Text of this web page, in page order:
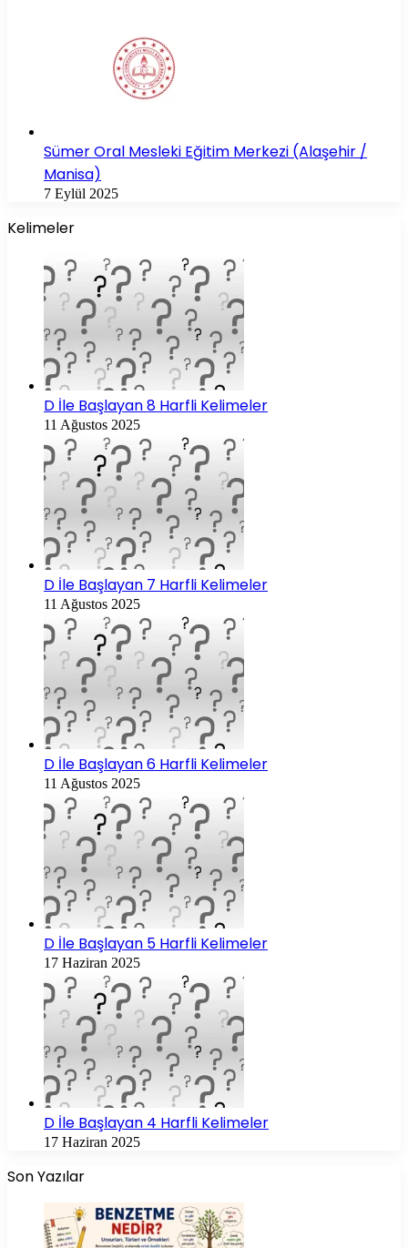
Sümer Oral Mesleki Eğitim Merkezi (Alaşehir /
Manisa)
7 Eylül 2025
Kelimeler
D İle Başlayan 8 Harfli Kelimeler
11 Ağustos 2025
D İle Başlayan 7 Harfli Kelimeler
11 Ağustos 2025
D İle Başlayan 6 Harfli Kelimeler
11 Ağustos 2025
D İle Başlayan 5 Harfli Kelimeler
17 Haziran 2025
D İle Başlayan 4 Harfli Kelimeler
17 Haziran 2025
Son Yazılar